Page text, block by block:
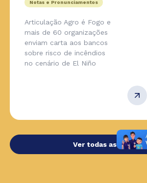
Notas e Pronunciamentos
Articulação Agro é Fogo e
mais de 60 organizações
enviam carta aos bancos
sobre risco de incêndios
no cenário de El Niño
Ver todas as notícias